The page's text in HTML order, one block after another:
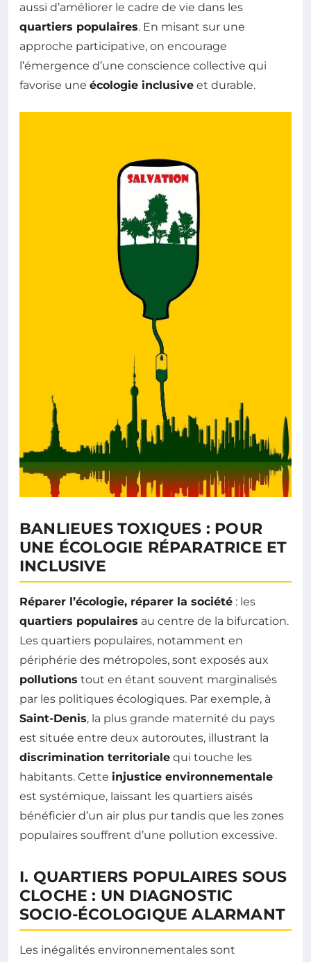
aussi d’améliorer le cadre de vie dans les
quartiers populaires. En misant sur une
approche participative, on encourage
l’émergence d’une conscience collective qui
favorise une écologie inclusive et durable.
BANLIEUES TOXIQUES : POUR
UNE ÉCOLOGIE RÉPARATRICE ET
INCLUSIVE
Réparer l’écologie, réparer la société : les
quartiers populaires au centre de la bifurcation.
Les quartiers populaires, notamment en
périphérie des métropoles, sont exposés aux
pollutions tout en étant souvent marginalisés
par les politiques écologiques. Par exemple, à
Saint-Denis, la plus grande maternité du pays
est située entre deux autoroutes, illustrant la
discrimination territoriale qui touche les
habitants. Cette injustice environnementale
est systémique, laissant les quartiers aisés
bénéficier d’un air plus pur tandis que les zones
populaires souffrent d’une pollution excessive.
I. QUARTIERS POPULAIRES SOUS
CLOCHE : UN DIAGNOSTIC
SOCIO-ÉCOLOGIQUE ALARMANT
Les inégalités environnementales sont